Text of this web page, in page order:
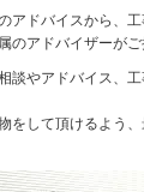
アドバイスから、
のアドバイザーがご
談やアドバイス、
をして頂けるよう